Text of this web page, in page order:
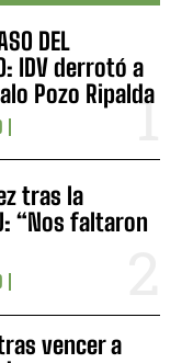
DEL
IDV derrotó a
Pozo Ripalda
tras la
“Nos faltaron
vencer a